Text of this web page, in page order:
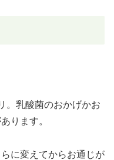
。乳酸菌のおかげかお
ります。
に変えてからお通じが